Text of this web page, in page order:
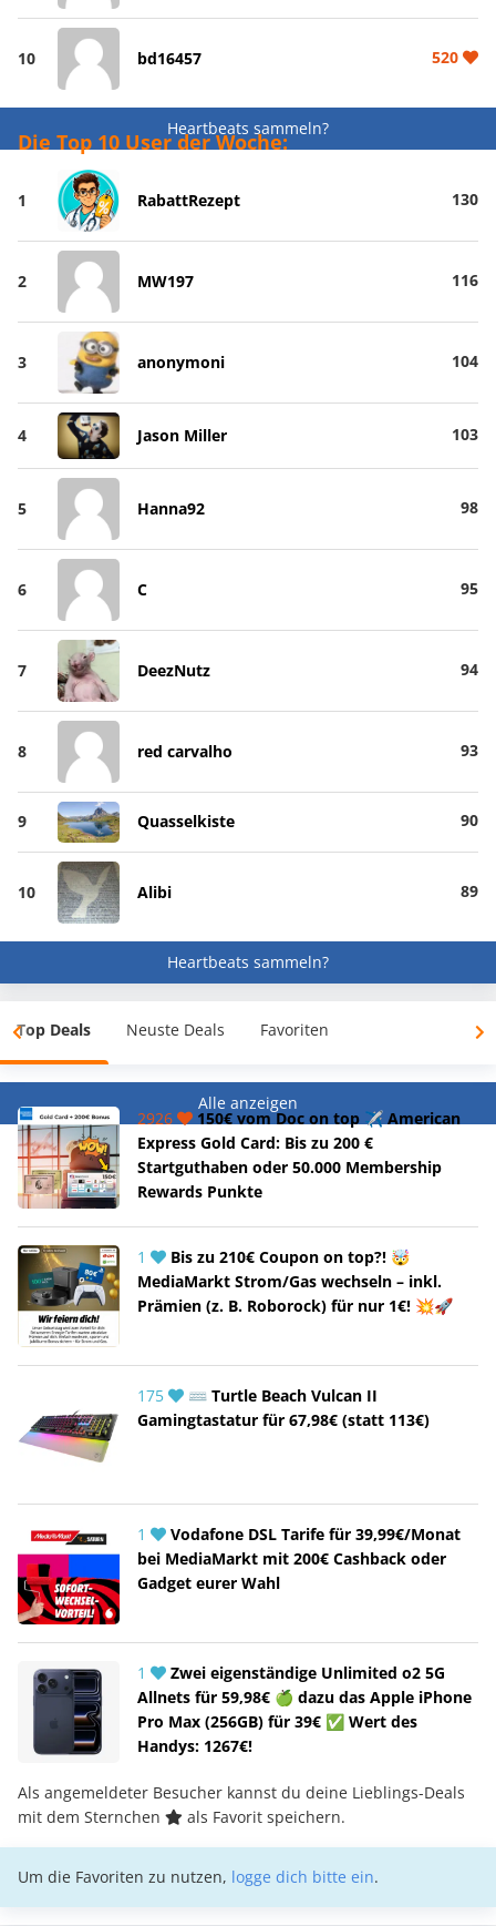
10 bd16457 520
Heartbeats sammeln?
Die Top 10 User der Woche:
1 RabattRezept 130
2 MW197 116
3 anonymoni 104
4 Jason Miller 103
5 Hanna92 98
6 C 95
7 DeezNutz 94
8 red carvalho 93
9 Quasselkiste 90
10 Alibi 89
Heartbeats sammeln?
Top Deals Neuste Deals Favoriten
Alle anzeigen
2926
150€ vom Doc on top ✈️ American
Express Gold Card: Bis zu 200 €
Startguthaben oder 50.000 Membership
Rewards Punkte
1
Bis zu 210€ Coupon on top?! 🤯
MediaMarkt Strom/Gas wechseln – inkl.
Prämien (z. B. Roborock) für nur 1€! 💥🚀
175
⌨️ Turtle Beach Vulcan II
Gamingtastatur für 67,98€ (statt 113€)
1
Vodafone DSL Tarife für 39,99€/Monat
bei MediaMarkt mit 200€ Cashback oder
Gadget eurer Wahl
1
Zwei eigenständige Unlimited o2 5G
Allnets für 59,98€ 🍏 dazu das Apple iPhone
Pro Max (256GB) für 39€ ✅ Wert des
Handys: 1267€!
Als angemeldeter Besucher kannst du deine Lieblings-Deals
mit dem Sternchen
als Favorit speichern.
Um die Favoriten zu nutzen, logge dich bitte ein.